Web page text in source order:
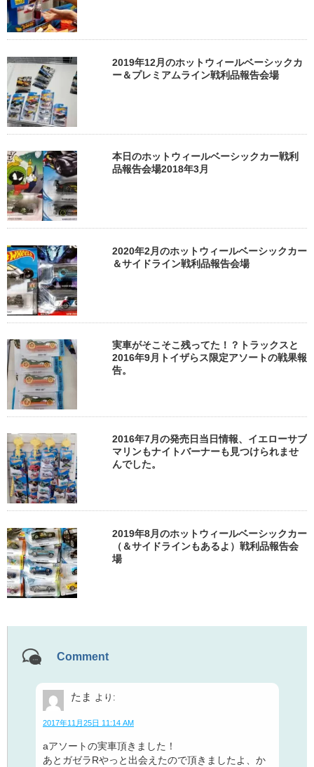
2019年12月のホットウィールベーシックカ
ー＆プレミアムライン戦利品報告会場
本日のホットウィールベーシックカー戦利
品報告会場2018年3月
2020年2月のホットウィールベーシックカー
＆サイドライン戦利品報告会場
実車がそこそこ残ってた！？トラックスと
2016年9月トイザらス限定アソートの戦果報
告。
2016年7月の発売日当日情報、イエローサブ
マリンもナイトバーナーも見つけられませ
んでした。
2019年8月のホットウィールベーシックカー
（＆サイドラインもあるよ）戦利品報告会
場
Comment
たま より:
2017年11月25日 11:14 AM
aアソートの実車頂きました！
あとガゼラRやっと出会えたので頂きましたよ、か